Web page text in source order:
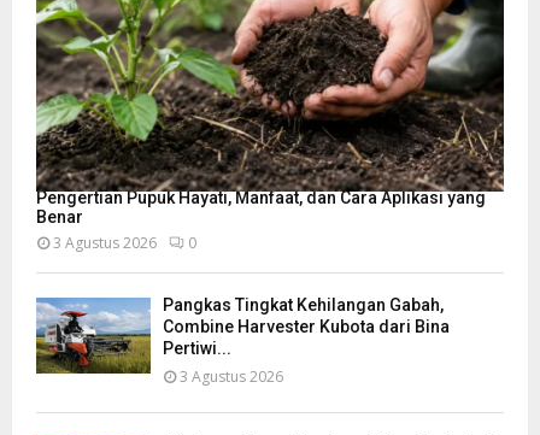
Pengertian Pupuk Hayati, Manfaat, dan Cara Aplikasi yang
Benar
3 Agustus 2026 0
Pangkas Tingkat Kehilangan Gabah,
Combine Harvester Kubota dari Bina
Pertiwi...
3 Agustus 2026